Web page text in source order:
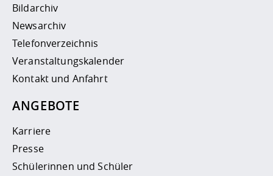
Bildarchiv
Newsarchiv
Telefonverzeichnis
Veranstaltungskalender
Kontakt und Anfahrt
ANGEBOTE
Karriere
Presse
Schülerinnen und Schüler